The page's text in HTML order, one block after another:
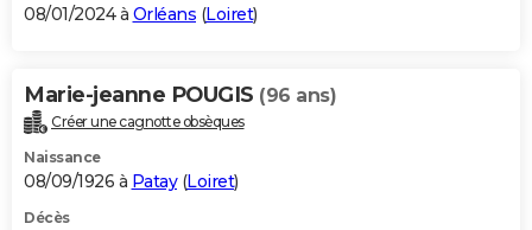
08/01/2024 à Orléans (Loiret)
Marie-jeanne POUGIS (96 ans)
Créer une cagnotte obsèques
Naissance
08/09/1926 à Patay(Loiret)
Décès